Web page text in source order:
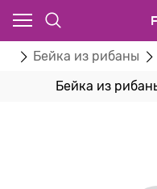
Бейка из рибаны
Бейка из